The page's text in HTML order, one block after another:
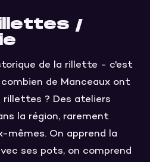
/
de la rillette - c'est
de Manceaux ont
? Des ateliers
la région, rarement
mêmes. On apprend la
ses pots, on comprend